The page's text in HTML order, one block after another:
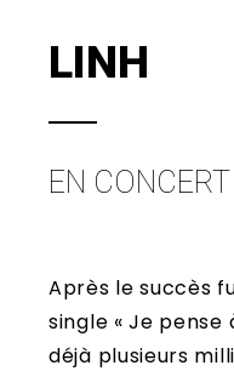
LINH
EN CONCERT
Après le succès
single « Je pense
déjà plusieurs